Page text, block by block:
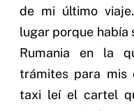
de mi último
lugar porque había
Rumania en la
trámites para mis
taxi leí el cartel